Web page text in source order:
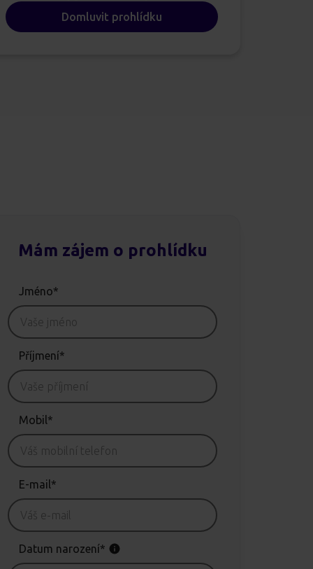
Domluvit prohlídku
Mám zájem o prohlídku
Jméno*
Příjmení*
Mobil*
E-mail*
Datum narození*